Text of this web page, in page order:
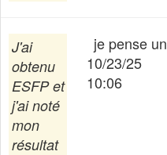
J'ai
obtenu
ESFPet
j'ai noté
mon
résultat
je pense
10/23/25
10:06